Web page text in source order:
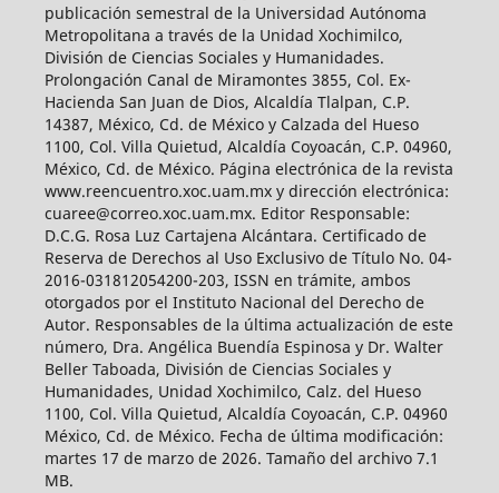
publicación semestral de la Universidad Autónoma
Metropolitana a través de la Unidad Xochimilco,
División de Ciencias Sociales y Humanidades.
Prolongación Canal de Miramontes 3855, Col. Ex-
Hacienda San Juan de Dios, Alcaldía Tlalpan, C.P.
14387, México, Cd. de México y Calzada del Hueso
1100, Col. Villa Quietud, Alcaldía Coyoacán, C.P. 04960,
México, Cd. de México. Página electrónica de la revista
www.reencuentro.xoc.uam.mx y dirección electrónica:
cuaree@correo.xoc.uam.mx. Editor Responsable:
D.C.G. Rosa Luz Cartajena Alcántara. Certificado de
Reserva de Derechos al Uso Exclusivo de Título No. 04-
2016-031812054200-203, ISSN en trámite, ambos
otorgados por el Instituto Nacional del Derecho de
Autor. Responsables de la última actualización de este
número, Dra. Angélica Buendía Espinosa y Dr. Walter
Beller Taboada, División de Ciencias Sociales y
Humanidades, Unidad Xochimilco, Calz. del Hueso
1100, Col. Villa Quietud, Alcaldía Coyoacán, C.P. 04960
México, Cd. de México. Fecha de última modificación:
martes 17 de marzo de 2026. Tamaño del archivo 7.1
MB.